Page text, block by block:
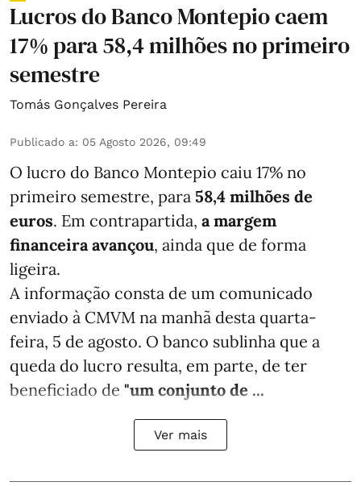
Lucros do Banco Montepio caem
17% para 58,4 milhões no primeiro
semestre
Tomás Gonçalves Pereira
Publicado a: 05 Agosto 2026, 09:49
O lucro do Banco Montepio caiu 17% no
primeiro semestre, para 58,4 milhões de
euros. Em contrapartida, a margem
financeira avançou, ainda que de forma
ligeira.
A informação consta de um comunicado
enviado à CMVM na manhã desta quarta-
feira, 5 de agosto. O banco sublinha que a
queda do lucro resulta, em parte, de ter
beneficiado de "um conjunto de ...
Ver mais